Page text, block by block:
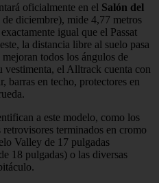
oficialmente en el Salón del
de diciembre), mide 4,77 metros
igual que el Passat
la distancia libre al suelo pasa
todos los ángulos de
vestimenta, el Alltrack cuenta con
barras en techo, protectores en
a este modelo, como los
terminados en cromo
Valley de 17 pulgadas
18 pulgadas) o las diversas